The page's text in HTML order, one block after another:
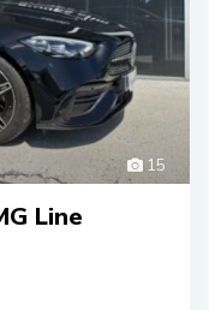
15
Line